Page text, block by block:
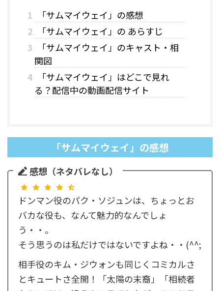
1
「サムマイウェイ」の感想
2
「サムマイウェイ」の あらすじ
3
「サムマイウェイ」のキャスト・相
関図
4
「サムマイウェイ」はどこで見れ
る？配信中の動画配信サイト
「サムマイウェイ」の感想
感想（ネタバレなし）
ドンマン役のパク・ソジュンは、ちょっとお
バカな役も、なんて魅力的なんでしょ
う・・。
そう思うのは私だけではないですよね・・(^^;
相手役のキム・ジウォンも同じくコミカルさ
とキュートさ全開！「太陽の末裔」「相続者